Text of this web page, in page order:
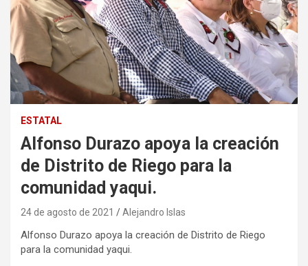
ESTATAL
Alfonso Durazo apoya la creación
de Distrito de Riego para la
comunidad yaqui.
24 de agosto de 2021 Alejandro Islas
Alfonso Durazo apoya la creación de Distrito de Riego
para la comunidad yaqui.